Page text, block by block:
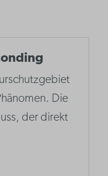
Die
der direkt